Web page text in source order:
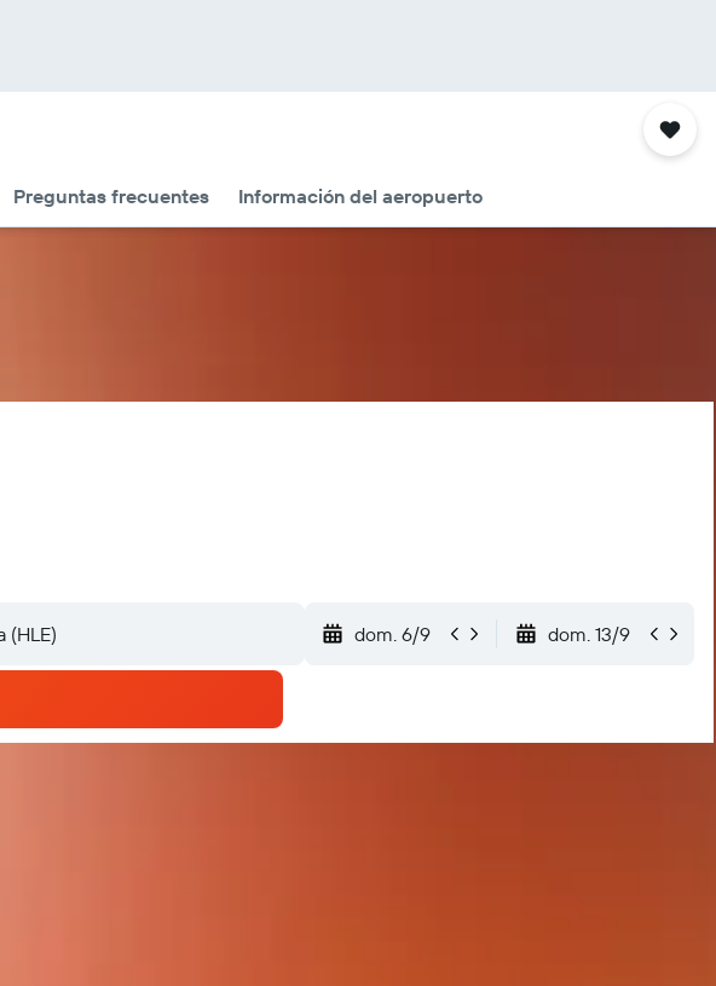
Preguntas frecuentes Información del aeropuerto
dom. 6/9 dom. 13/9